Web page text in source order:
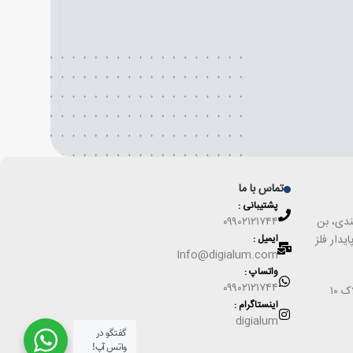
بن
واحد ۱۹، شرکت پایدار فلز
تماس با ما
پشتیبانی :
۰۹۹۰۲۱۲۱۷۴۴
ایمیل :
Info@digialum.com
واتساپ :
۰۹۹۰۲۱۲۱۷۴۴
اینستاگرام :
digialum
گفتگو در
واتس آپ!